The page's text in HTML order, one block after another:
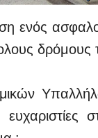
ενός
δρόμους